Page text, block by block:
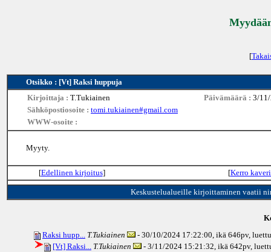
[
Otsikko : [Vt] Raksi huppuja
Kirjoittaja : T.Tukiainen Päivämäärä : 3/
Sähköpostiosoite : tomi.tukiainen#gmail.com
WWW-osoite :
Myyty.
[Edellinen kirjoitus] [Kerro
Keskustelualueille kirjoittaminen vaatii
Raksi hupp... T.Tukiainen - 30/10/2024 17:22:00, ikä 646pv,
[Vt] Raksi... T.Tukiainen - 3/11/2024 15:21:32, ikä 642pv,